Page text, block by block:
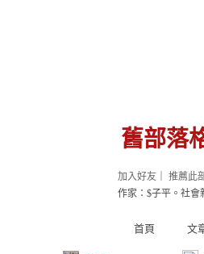
舊部落
首頁 文
加入好友 推薦此
作家：$子平。社會